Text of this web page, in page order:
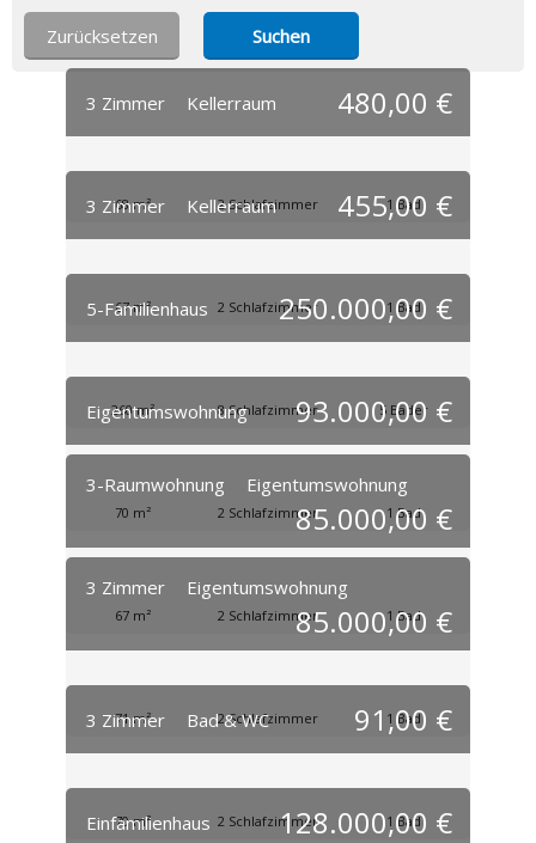
3 Zimmer Kellerraum 480,00 €
68 m² 2 Schlafzimmer 1 Bad
3 Zimmer Kellerraum 455,00 €
67 m² 2 Schlafzimmer 1 Bad
5-Familienhaus 250.000,00 €
260 m² 8 Schlafzimmer 5 Bäder
Eigentumswohnung 93.000,00 €
70 m² 2 Schlafzimmer 1 Bad
3-Raumwohnung Eigentumswohnung
85.000,00 €
67 m² 2 Schlafzimmer 1 Bad
3 Zimmer Eigentumswohnung
85.000,00 €
71 m² 2 Schlafzimmer 1 Bad
3 Zimmer Bad & WC 91,00 €
70 m² 2 Schlafzimmer 1 Bad
Einfamilienhaus 128.000,00 €